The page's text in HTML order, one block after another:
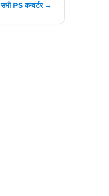
सभी PS कन्वर्टर →